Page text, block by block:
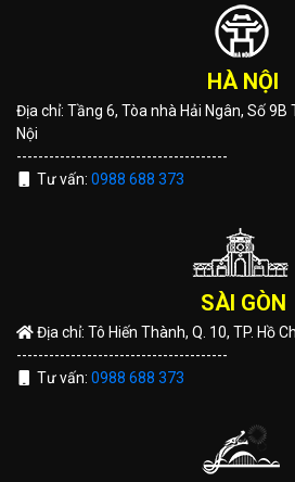
HÀ NỘI
Địa chỉ: Tầng 6, Tòa nhà Hải Ngân, Số 9B
Nội
---------------------------------------
Tư vấn: 0988 688 373
SÀI GÒN
Địa chỉ: Tô Hiến Thành, Q. 10, TP. Hồ
---------------------------------------
Tư vấn: 0988 688 373